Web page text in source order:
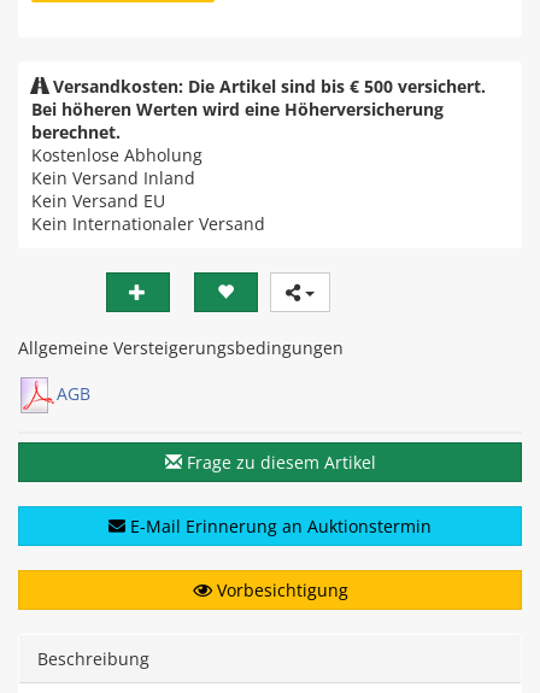
Versandkosten: Die Artikel sind bis € 500 versichert.
Bei höheren Werten wird eine Höherversicherung
berechnet.
Kostenlose Abholung
Kein Versand Inland
Kein Versand EU
Kein Internationaler Versand
Allgemeine Versteigerungsbedingungen
AGB
Frage zu diesem Artikel
E-Mail Erinnerung an Auktionstermin
Vorbesichtigung
Beschreibung